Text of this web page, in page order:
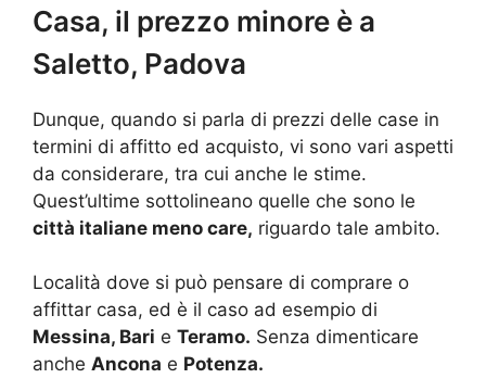
Casa, il prezzo minore è a
Saletto, Padova
Dunque, quando si parla di prezzi delle case in
termini di affitto ed acquisto, vi sono vari aspetti
da considerare, tra cui anche le stime.
Quest’ultime sottolineano quelle che sono le
città italiane meno care, riguardo tale ambito.
Località dove si può pensare di comprare o
affittar casa, ed è il caso ad esempio di
Messina, Bari e Teramo. Senza dimenticare
anche Ancona e Potenza.